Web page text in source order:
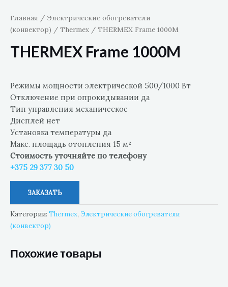
Главная / Электрические обогреватели
(конвектор) / Thermex / THERMEX Frame 1000M
THERMEX Frame 1000M
Режимы мощности электрической 500/1000 Вт
Отключение при опрокидывании да
Тип управления механическое
Дисплей нет
Установка температуры да
Макс. площадь отопления 15 м²
Стоимость уточняйте по телефону
+375 29 377 30 50
ЗАКАЗАТЬ
Категории: Thermex, Электрические обогреватели
(конвектор)
Похожие товары